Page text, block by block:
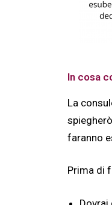
In cosa
La
faranno
Prima di